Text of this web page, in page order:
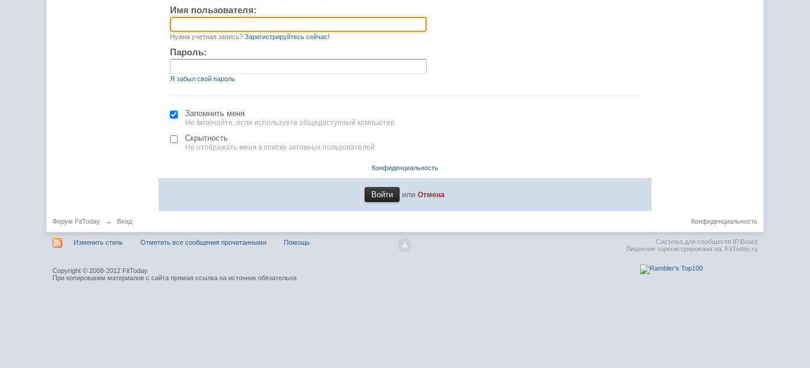
Имя пользователя:
Нужна учетная запись? Зарегистрируйтесь сейчас!
Пароль:
Я забыл свой пароль
Запомнить меня
Не включайте, если используете общедоступный компьютер
Скрытность
Не отображать меня в списке активных пользователей
Конфиденциальность
илиОтмена
Форум FitToday → Вход Конфиденциальность
Изменить стиль Отметить все сообщения прочитанными Помощь Система для сообществ IP.Board
Лицензия зарегистрирована на: FitToday.ru
Copyright © 2008-2012 FitToday
При копировании материалов с сайта прямая ссылка на источник обязательна